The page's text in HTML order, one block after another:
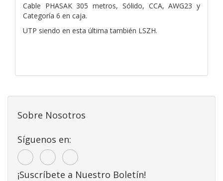
Cable PHASAK 305 metros, Sólido, CCA, AWG23 y
Categoría 6 en caja.
UTP siendo en esta última también LSZH.
Sobre Nosotros
Síguenos en:
¡Suscríbete a Nuestro Boletín!